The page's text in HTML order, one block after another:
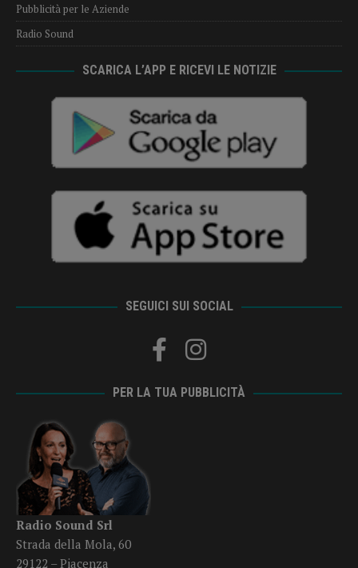
Pubblicità per le Aziende
Radio Sound
SCARICA L’APP E RICEVI LE NOTIZIE
SEGUICI SUI SOCIAL
PER LA TUA PUBBLICITÀ
Radio Sound Srl
Strada della Mola, 60
29122 – Piacenza